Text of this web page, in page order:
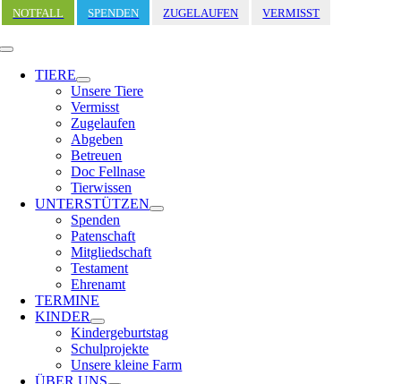
Zum
Inhalt
springen
NOTFALL SPENDEN ZUGELAUFEN VERMISST
Toggle
Navigation
TIERE
Unsere Tiere
Vermisst
Zugelaufen
Abgeben
Betreuen
Doc Fellnase
Tierwissen
UNTERSTÜTZEN
Spenden
Patenschaft
Mitgliedschaft
Testament
Ehrenamt
TERMINE
KINDER
Kindergeburtstag
Schulprojekte
Unsere kleine Farm
ÜBER UNS